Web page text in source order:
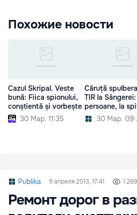
Похожие новости
Cazul Skripal. Veste
bună: Fiica spionului,
conștientă și vorbește
30 Мар. 11:35
Căruță
TIR la
persoane, la
30 Мар.
Publika 9 апреля 2013, 17:41 1 269
Ремонт дорог в